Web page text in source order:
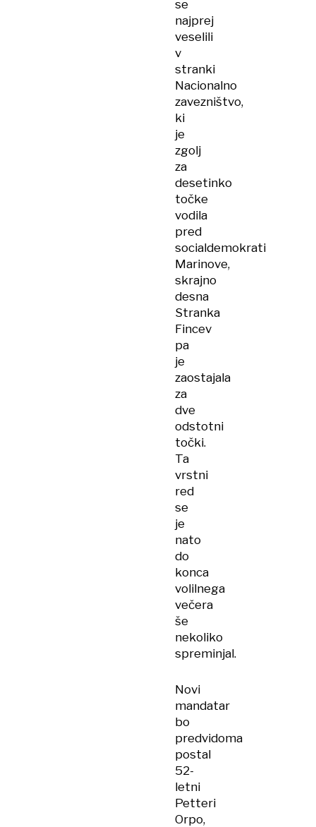
se
najprej
veselili
v
stranki
Nacionalno
zavezništvo,
ki
je
zgolj
za
desetinko
točke
vodila
pred
socialdemokrati
Marinove,
skrajno
desna
Stranka
Fincev
pa
je
zaostajala
za
dve
odstotni
točki.
Ta
vrstni
red
se
je
nato
do
konca
volilnega
večera
še
nekoliko
spreminjal.
Novi
mandatar
bo
predvidoma
postal
52-
letni
Petteri
Orpo,